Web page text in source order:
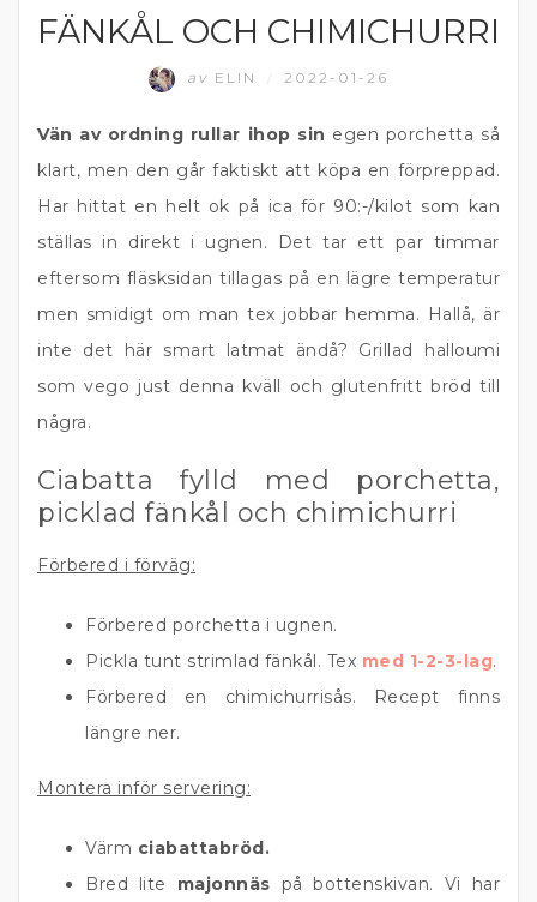
FÄNKÅL OCH CHIMICHURRI
av ELIN 2022-01-26
Vän av ordning rullar ihop sin egen porchetta så
klart, men den går faktiskt att köpa en förpreppad.
Har hittat en helt ok på ica för 90:-/kilot som kan
ställas in direkt i ugnen. Det tar ett par timmar
eftersom fläsksidan tillagas på en lägre temperatur
men smidigt om man tex jobbar hemma. Hallå, är
inte det här smart latmat ändå? Grillad halloumi
som vego just denna kväll och glutenfritt bröd till
några.
Ciabatta fylld med porchetta,
picklad fänkål och chimichurri
Förbered i förväg:
Förbered porchetta i ugnen.
Pickla tunt strimlad fänkål. Tex med 1-2-3-lag.
Förbered en chimichurrisås. Recept finns
längre ner.
Montera inför servering:
Värm ciabattabröd.
Bred lite majonnäs på bottenskivan. Vi har